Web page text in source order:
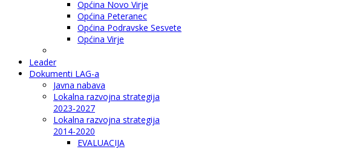
Općina Novo Virje
Općina Peteranec
Općina Podravske Sesvete
Općina Virje
Leader
Dokumenti LAG-a
Javna nabava
Lokalna razvojna strategija
2023-2027
Lokalna razvojna strategija
2014-2020
EVALUACIJA